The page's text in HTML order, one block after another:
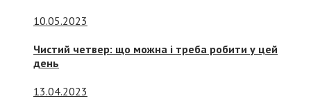
10.05.2023
Чистий четвер: що можна і треба робити у цей
день
13.04.2023